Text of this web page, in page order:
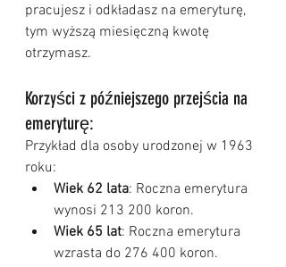
pracujesz i odkładasz na emeryturę,
tym wyższą miesięczną kwotę
otrzymasz.
Korzyści z późniejszego przejścia na
emeryturę:
Przykład dla osoby urodzonej w 1963
roku:
Wiek 62 lata: Roczna emerytura
wynosi 213 200 koron.
Wiek 65 lat: Roczna emerytura
wzrasta do 276 400 koron.